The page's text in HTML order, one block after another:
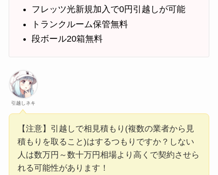
フレッツ光新規加入で0円引越しが可能
トランクルーム保管無料
段ボール20箱無料
引越しネキ
【注意】引越しで相見積もり(複数の業者から見
積もりを取ること)はするつもりですか？しない
人は数万円～数十万円相場より高くで契約させら
れる可能性があります！